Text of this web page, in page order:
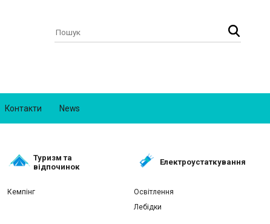
Контакти News
Туризм та
відпочинок
Кемпінг
Електроустаткування
Освітлення
Лебідки